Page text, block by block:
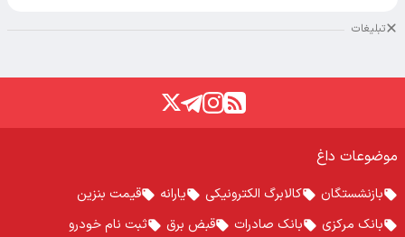
تبلیغات
موضوعات داغ
بازنشستگان کالابرگ الکترونیکی یارانه
قیمت بنزین
بانک مرکزی
بانک صادرات قبض برق ثبت نام خودرو